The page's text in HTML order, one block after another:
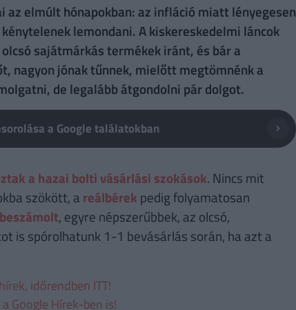
elmúlt hónapokban: az infláció miatt lényegesen
lemondani. A kiskereskedelmi láncok
sajátmárkás termékek iránt, és bár a
nagyon jónak tűnnek, mielőtt megtömnénk a
de legalább átgondolni pár dolgot.
a Google találatokban
a hazai bolti vásárlási szokások. Nincs mit
szökött, a reálbérek pedig folyamatosan
, egyre népszerűbbek, az olcsó,
is spórolhatunk 1-1 bevásárlás során, ha azt a
időrendben ITT!
Google Hírek-ben is!